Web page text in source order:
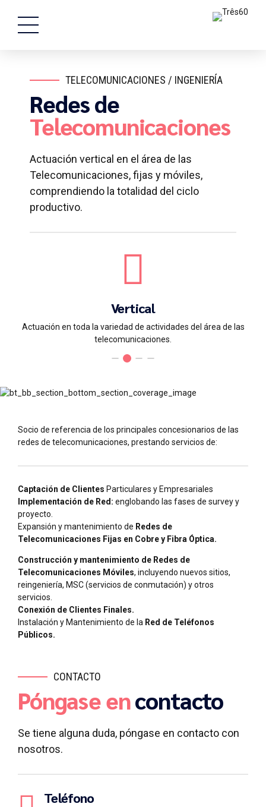
TELECOMUNICACIONES / INGENIERÍA
Redes de
Telecomunicaciones
Actuación vertical en el área de las
Telecomunicaciones, fijas y móviles,
comprendiendo la totalidad del ciclo
productivo.
Vertical
Actuación en toda la variedad de actividades del área de las
telecomunicaciones.
Socio de referencia de los principales concesionarios de las
redes de telecomunicaciones, prestando servicios de:
Captación de Clientes Particulares y Empresariales
Implementación de Red: englobando las fases de survey y
proyecto.
Expansión y mantenimiento de Redes de
Telecomunicaciones Fijas en Cobre y Fibra Óptica.
Construcción y mantenimiento de Redes de
Telecomunicaciones Móviles, incluyendo nuevos sitios,
reingeniería, MSC (servicios de conmutación) y otros
servicios.
Conexión de Clientes Finales.
Instalación y Mantenimiento de la Red de Teléfonos
Públicos.
CONTACTO
Póngase encontacto
Se tiene alguna duda, póngase en contacto con
nosotros.
Teléfono